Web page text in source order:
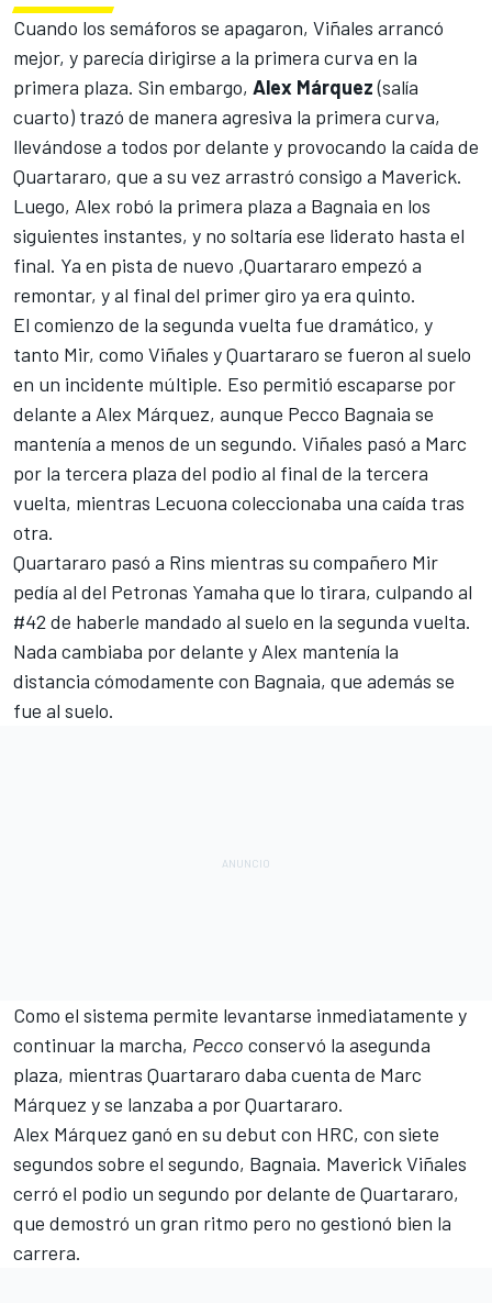
Cuando los semáforos se apagaron, Viñales arrancó
mejor, y parecía dirigirse a la primera curva en la
primera plaza. Sin embargo, Alex Márquez(salía
cuarto) trazó de manera agresiva la primera curva,
llevándose a todos por delante y provocando la caída de
Quartararo, que a su vez arrastró consigo a Maverick.
Luego, Alex robó la primera plaza a Bagnaia en los
siguientes instantes, y no soltaría ese liderato hasta el
final. Ya en pista de nuevo ,Quartararo empezó a
remontar, y al final del primer giro ya era quinto.
El comienzo de la segunda vuelta fue dramático, y
tanto Mir, como Viñales y Quartararo se fueron al suelo
en un incidente múltiple. Eso permitió escaparse por
delante a Alex Márquez, aunque Pecco Bagnaia se
mantenía a menos de un segundo. Viñales pasó a Marc
por la tercera plaza del podio al final de la tercera
vuelta, mientras Lecuona coleccionaba una caída tras
otra.
Quartararo pasó a Rins mientras su compañero Mir
pedía al del Petronas Yamaha que lo tirara, culpando al
#42 de haberle mandado al suelo en la segunda vuelta.
Nada cambiaba por delante y Alex mantenía la
distancia cómodamente con Bagnaia, que además se
fue al suelo.
Como el sistema permite levantarse inmediatamente y
continuar la marcha, Pecco conservó la asegunda
plaza, mientras Quartararo daba cuenta de Marc
Márquez y se lanzaba a por Quartararo.
Alex Márquez ganó en su debut con HRC, con siete
segundos sobre el segundo, Bagnaia. Maverick Viñales
cerró el podio un segundo por delante de Quartararo,
que demostró un gran ritmo pero no gestionó bien la
carrera.